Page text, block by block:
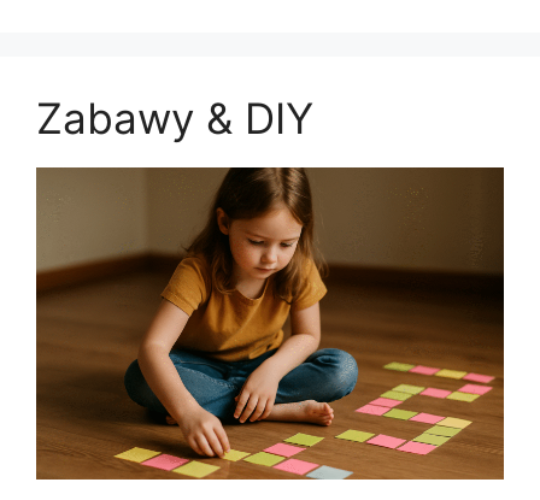
Zabawy & DIY